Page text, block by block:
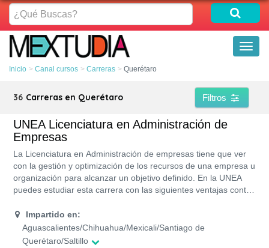
¿Qué
Buscas?
Inicio Canal cursos Carreras Querétaro
36 Carreras en Querétaro Filtros
UNEA Licenciatura en Administración de
Empresas
La Licenciatura en Administración de empresas tiene que ver
con la gestión y optimización de los recursos de una empresa u
organización para alcanzar un objetivo definido. En la UNEA
puedes estudiar esta carrera con las siguientes ventajas contar
de la red de universidades ALIAT, sientes pasión por los
negocios, con un programa flexible porque la carrera cuenta
con modalidades de estudios que lo permite, si te ves
Impartido en:
Aguascalientes/Chihuahua/Mexicali/Santiago de
Querétaro/Saltillo